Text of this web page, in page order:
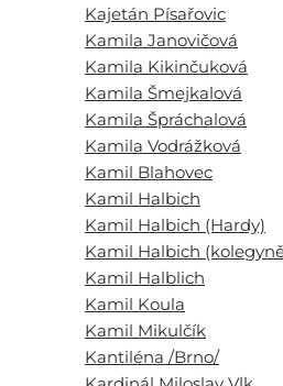
Kajetán Písařovic
Kamila Janovičová
Kamila Kikinčuková
Kamila Šmejkalová
Kamila Špráchalová
Kamila Vodrážková
Kamil Blahovec
Kamil Halbich
Kamil Halbich (Hardy)
Kamil Halbich
Kamil Halblich
Kamil Koula
Kamil Mikulčík
Kantiléna /Brno/